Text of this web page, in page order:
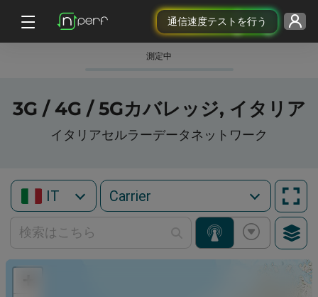
通信速度テストを行う
測定中
3G / 4G / 5Gカバレッジ, イタリア
イタリアセルラーデータネットワーク
IT